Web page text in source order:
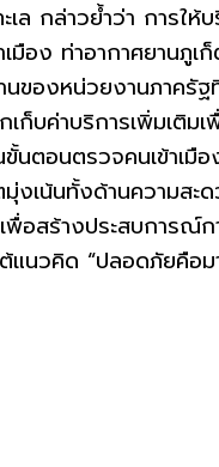
เล กล่าวย้ำว่า การให้
มือง ท่าอากาศยานภูเ
นของหน่วยงานภาครัฐ
เก็บค่าบริการเพิ่มเติม
ขั้นตอนตรวจคนเข้าเมื
มุ่งเน้นทั้งด้านความสะ
อสร้างประสบการณ์ก
แนวคิด “ปลอดภัยคือ